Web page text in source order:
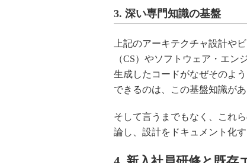
3. 深い専門知識の基盤
上記のアーキテクチャ設計や
（CS）やソフトウェア・エ
生成したコードがなぜそのよ
できるのは、この基盤知識があ
そして言うまでもなく、これ
論し、設計をドキュメント化